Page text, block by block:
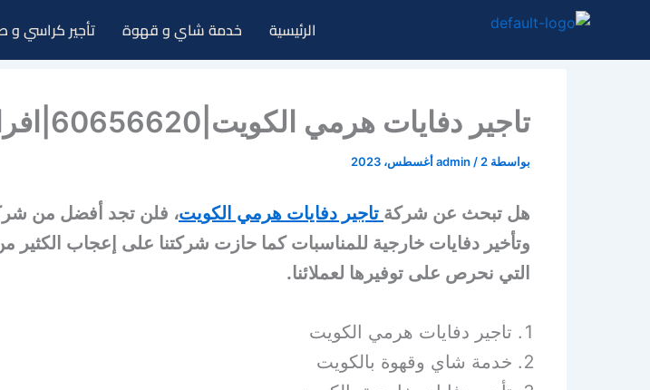
المحتوى
الرئيسية خدمة شاي و قهوة تأجير كراسي و
تاجير دفايات هرمي الكويت|60656620|افراح الكويت
بواسطة admin / 2 أغسطس، 2023
هل تبحث عن شركة تاجير دفايات هرمي الكويت، فلن تجد أفضل من
وتأخير دفايات خارجية للمناسبات كما حازت شركتنا على إعجاب الكثير
التي نحرص على توفيرها لعملائنا.
تاجير دفايات هرمي الكويت
خدمة شاي وقهوة بالكويت